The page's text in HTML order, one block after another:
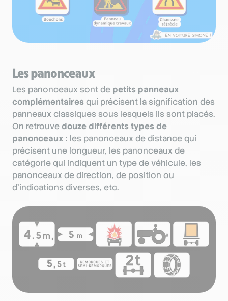
Les panonceaux
Les panonceaux sont de petits panneaux
complémentairesqui précisent la signification des
panneaux classiques sous lesquels ils sont placés.
On retrouvedouze différents types de
panonceaux : les panonceaux de distance qui
précisent une longueur, les panonceaux de
catégorie qui indiquent un type de véhicule, les
panonceaux de direction, de position ou
d’indications diverses, etc.